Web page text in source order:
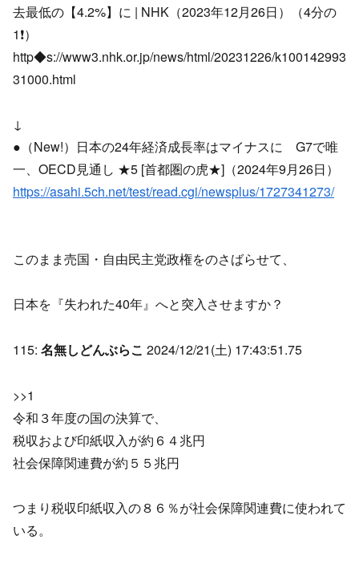
去最低の【4.2%】に | NHK（2023年12月26日）（4分の
1❗）
http◆s://www3.nhk.or.jp/news/html/20231226/k100142993
31000.html
↓
●（New!）日本の24年経済成長率はマイナスに G7で唯
一、OECD見通し ★5 [首都圏の虎★]（2024年9月26日）
https://asahi.5ch.net/test/read.cgi/newsplus/1727341273/
このまま売国・自由民主党政権をのさばらせて、
日本を『失われた40年』へと突入させますか？
115: 名無しどんぶらこ 2024/12/21(土) 17:43:51.75
>>1
令和３年度の国の決算で、
税収および印紙収入が約６４兆円
社会保障関連費が約５５兆円
つまり税収印紙収入の８６％が社会保障関連費に使われて
いる。